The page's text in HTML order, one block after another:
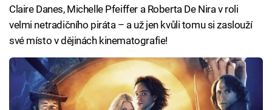
Claire Danes, Michelle Pfeiffer a Roberta De Nira v roli
velmi netradičního piráta – a už jen kvůli tomu si zaslouží
své místo v dějinách kinematografie!